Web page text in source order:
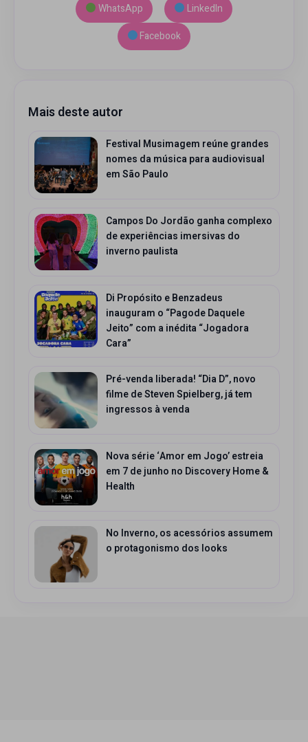
WhatsApp
LinkedIn
Facebook
Mais deste autor
Festival Musimagem reúne grandes
nomes da música para audiovisual
em São Paulo
Campos Do Jordão ganha complexo
de experiências imersivas do
inverno paulista
Di Propósito e Benzadeus
inauguram o “Pagode Daquele
Jeito” com a inédita “Jogadora
Cara”
Pré-venda liberada! “Dia D”, novo
filme de Steven Spielberg, já tem
ingressos à venda
Nova série ‘Amor em Jogo’ estreia
em 7 de junho no Discovery Home &
Health
No Inverno, os acessórios assumem
o protagonismo dos looks